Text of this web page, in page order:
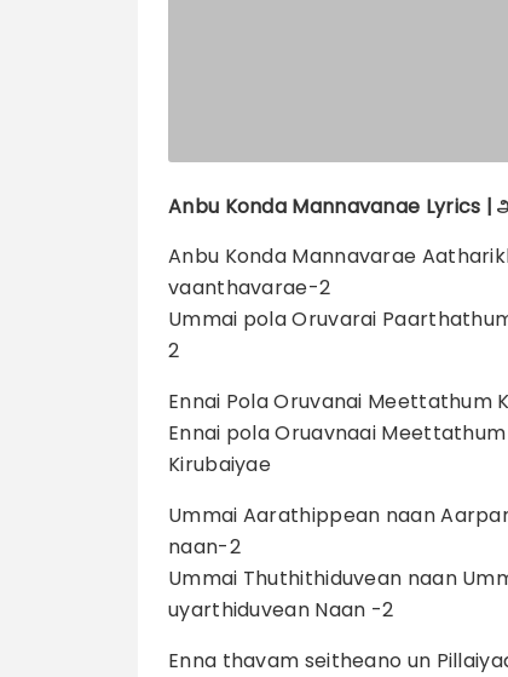
Anbu Konda Mannavanae Lyrics |
Anbu Konda Mannavarae
vaanthavarae-2
Ummai pola Oruvarai
2
Ennai Pola Oruvanai Meettathum
Ennai pola Oruavnaai Meettathum
Kirubaiyae
Ummai Aarathippean naan
naan-2
Ummai Thuthithiduvean naan
uyarthiduvean Naan -2
Enna thavam seitheano un